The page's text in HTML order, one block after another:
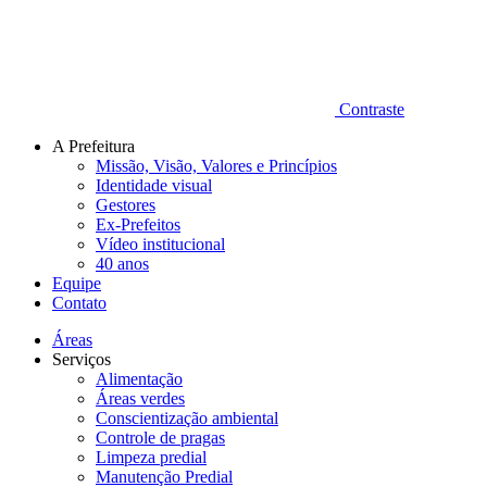
Contraste
A Prefeitura
Missão, Visão, Valores e Princípios
Identidade visual
Gestores
Ex-Prefeitos
Vídeo institucional
40 anos
Equipe
Contato
Áreas
Serviços
Alimentação
Áreas verdes
Conscientização ambiental
Controle de pragas
Limpeza predial
Manutenção Predial